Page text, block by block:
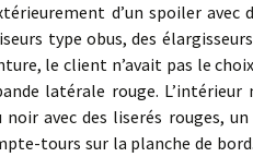
d’un spoiler
type obus, des
le client n’avait pas le
latérale rouge.
avec des liserés rouges,
tours sur la planche de